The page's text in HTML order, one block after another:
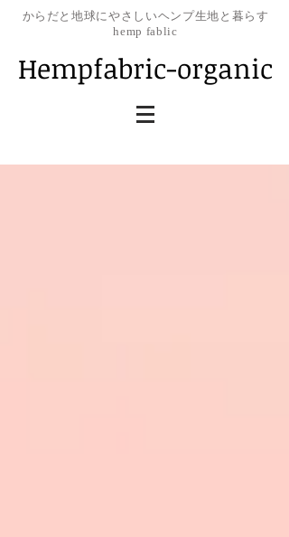
​からだと地球にやさしいヘンプ生地と暮らす
hemp fablic
Hempfabric-organic